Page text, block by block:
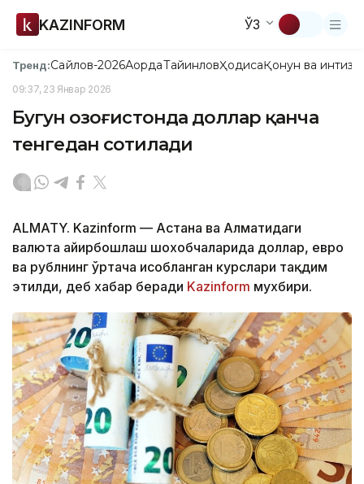
KAZINFORM ЎЗ
Тренд:Сайлов-2026АқордаТайинловҲодисаҚонун ва
09:37, 23 Январ 2026
Бугун Қозоғистонда доллар қанча
тенгедан сотилади
ALMATY. Kazinform — Астана ва Алматидаги
валюта айирбошлаш шохобчаларида доллар, евро
ва рублнинг ўртача ҳисобланган курслари тақдим
этилди, деб хабар беради Kazinform мухбири.